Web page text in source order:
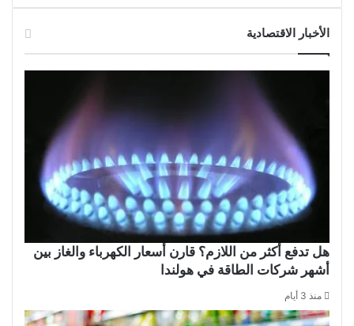
الأخبار الاقتصادية
هل تدفع أكثر من اللازم؟ قارن أسعار الكهرباء والغاز بين
أشهر شركات الطاقة في هولندا
منذ 3 أيام